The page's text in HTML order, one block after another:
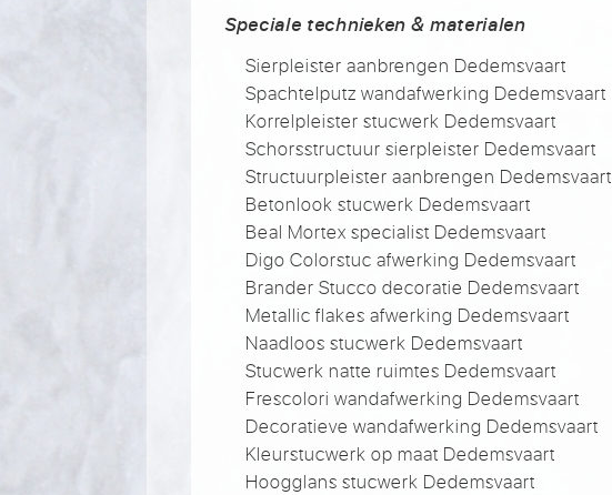
Speciale technieken & materialen
Sierpleister aanbrengen Dedemsvaart
Spachtelputz wandafwerking Dedemsvaart
Korrelpleister stucwerk Dedemsvaart
Schorsstructuur sierpleister Dedemsvaart
Structuurpleister aanbrengen Dedemsvaart
Betonlook stucwerk Dedemsvaart
Beal Mortex specialist Dedemsvaart
Digo Colorstuc afwerking Dedemsvaart
Brander Stucco decoratie Dedemsvaart
Metallic flakes afwerking Dedemsvaart
Naadloos stucwerk Dedemsvaart
Stucwerk natte ruimtes Dedemsvaart
Frescolori wandafwerking Dedemsvaart
Decoratieve wandafwerking Dedemsvaart
Kleurstucwerk op maat Dedemsvaart
Hoogglans stucwerk Dedemsvaart